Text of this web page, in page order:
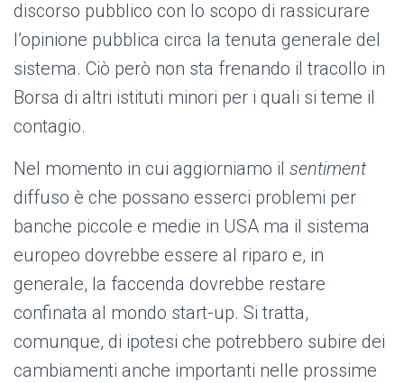
discorso pubblico con lo scopo di rassicurare
l’opinione pubblica circa la tenuta generale del
sistema. Ciò però non sta frenando il tracollo in
Borsa di altri istituti minori per i quali si teme il
contagio.
Nel momento in cui aggiorniamo il sentiment
diffuso è che possano esserci problemi per
banche piccole e medie in USA ma il sistema
europeo dovrebbe essere al riparo e, in
generale, la faccenda dovrebbe restare
confinata al mondo start-up. Si tratta,
comunque, di ipotesi che potrebbero subire dei
cambiamenti anche importanti nelle prossime